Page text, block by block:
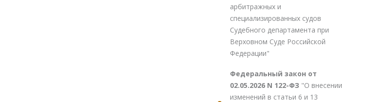
арбитражных и
специализированных судов
Судебного департамента при
Верховном Суде Российской
Федерации"
Федеральный закон от
02.05.2026 N 122-ФЗ "О внесении
изменений в статьи 6 и 13